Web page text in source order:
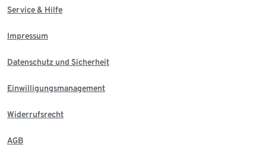
Service & Hilfe
Impressum
Datenschutz und Sicherheit
Einwilligungsmanagement
Widerrufsrecht
AGB